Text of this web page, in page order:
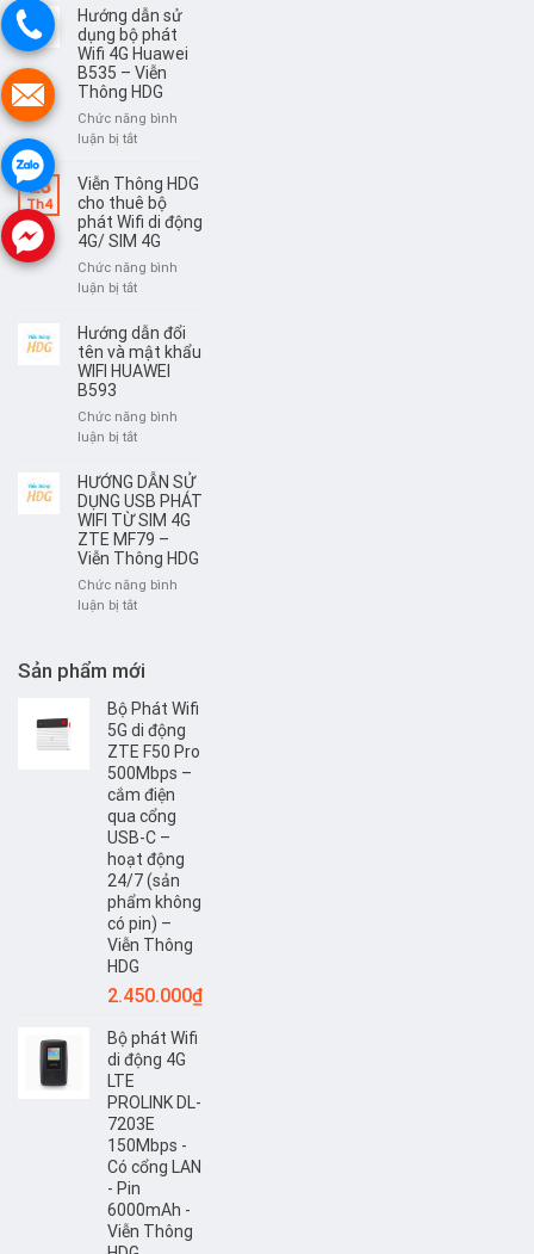
E5783
–
Viễn
Thông
HDG
dẫn
sử
dụng
bộ
phát
Wifi
–
Viễn
Thông
Hướng dẫn sử
dụng bộ phát
Wifi 4G Huawei
B535 – Viễn
Thông HDG
Chức năng bình
luận bị tắtở
dẫn
sử
dụng
bộ
phát
Wifi
B535
–
Viễn
HDG
28
Th4
Viễn Thông HDG
cho thuê bộ
phát Wifi di động
4G/ SIM 4G
Chức năng bình
luận bị tắtở
Thông
HDG
cho
phát
động
4G/
SIM
4G
Hướng dẫn đổi
tên và mật khẩu
WIFI HUAWEI
B593
Chức năng bình
luận bị tắtở
dẫn
đổi
tên
và
mật
khẩu
HƯỚNG DẪN SỬ
DỤNG USB PHÁT
WIFI TỪ SIM 4G
ZTE MF79 –
Viễn Thông HDG
Chức năng bình
luận bị tắtở
SỬ
USB
PHÁT
WIFI
TỪ
SIM
4G
ZTE
MF79
–
Viễn
Thông
HDG
Sản phẩm mới
Bộ Phát Wifi
5G di động
ZTE F50 Pro
500Mbps –
cắm điện
qua cổng
USB-C –
hoạt động
24/7 (sản
phẩm không
có pin) –
Viễn Thông
HDG
2.450.000₫
Bộ phát Wifi
di động 4G
LTE
PROLINK DL-
7203E
150Mbps -
Có cổng LAN
- Pin
6000mAh -
Viễn Thông